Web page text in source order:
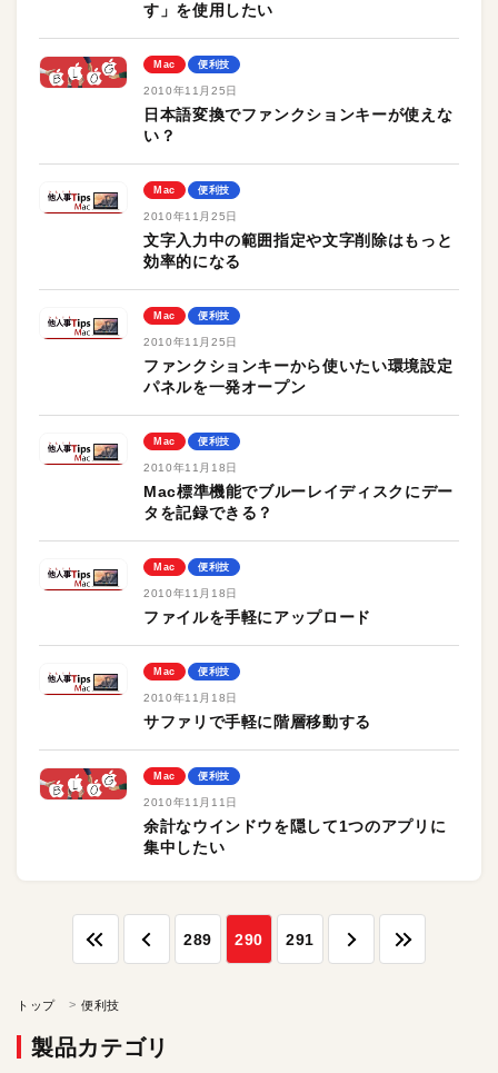
す」を使用したい
Mac 便利技
2010年11月25日
日本語変換でファンクションキーが使えな
い？
Mac 便利技
2010年11月25日
文字入力中の範囲指定や文字削除はもっと
効率的になる
Mac 便利技
2010年11月25日
ファンクションキーから使いたい環境設定
パネルを一発オープン
Mac 便利技
2010年11月18日
Mac標準機能でブルーレイディスクにデー
タを記録できる？
Mac 便利技
2010年11月18日
ファイルを手軽にアップロード
Mac 便利技
2010年11月18日
サファリで手軽に階層移動する
Mac 便利技
2010年11月11日
余計なウインドウを隠して1つのアプリに
集中したい
289 290 291
トップ 便利技
製品カテゴリ